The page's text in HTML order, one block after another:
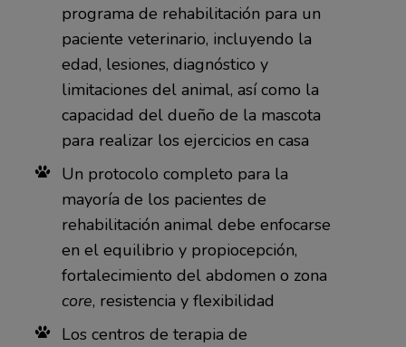
programa de rehabilitación para un
paciente veterinario, incluyendo la
edad, lesiones, diagnóstico y
limitaciones del animal, así como la
capacidad del dueño de la mascota
para realizar los ejercicios en casa
Un protocolo completo para la
mayoría de los pacientes de
rehabilitación animal debe enfocarse
en el equilibrio y propiocepción,
fortalecimiento del abdomen o zona
core, resistencia y flexibilidad
Los centros de terapia de